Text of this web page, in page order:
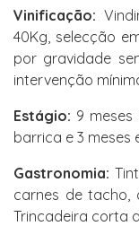
Vinificação:
40Kg, selecção
por gravidade
intervenção
Estágio: 9
barrica e 3 meses
Gastronomia:
carnes de tacho,
Trincadeira corta